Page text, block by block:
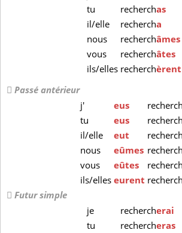
tu
recherchas
il/elle
rechercha
nous
recherchâmes
vous
recherchâtes
ils/elles recherchèrent
Passé antérieur
j'
eus recherch
tu
eus recherch
il/elle
eut recherch
nous
eûmes recherch
vous
eûtes recherch
ils/elles eurent recherch
Futur simple
je
rechercherai
tu
rechercheras